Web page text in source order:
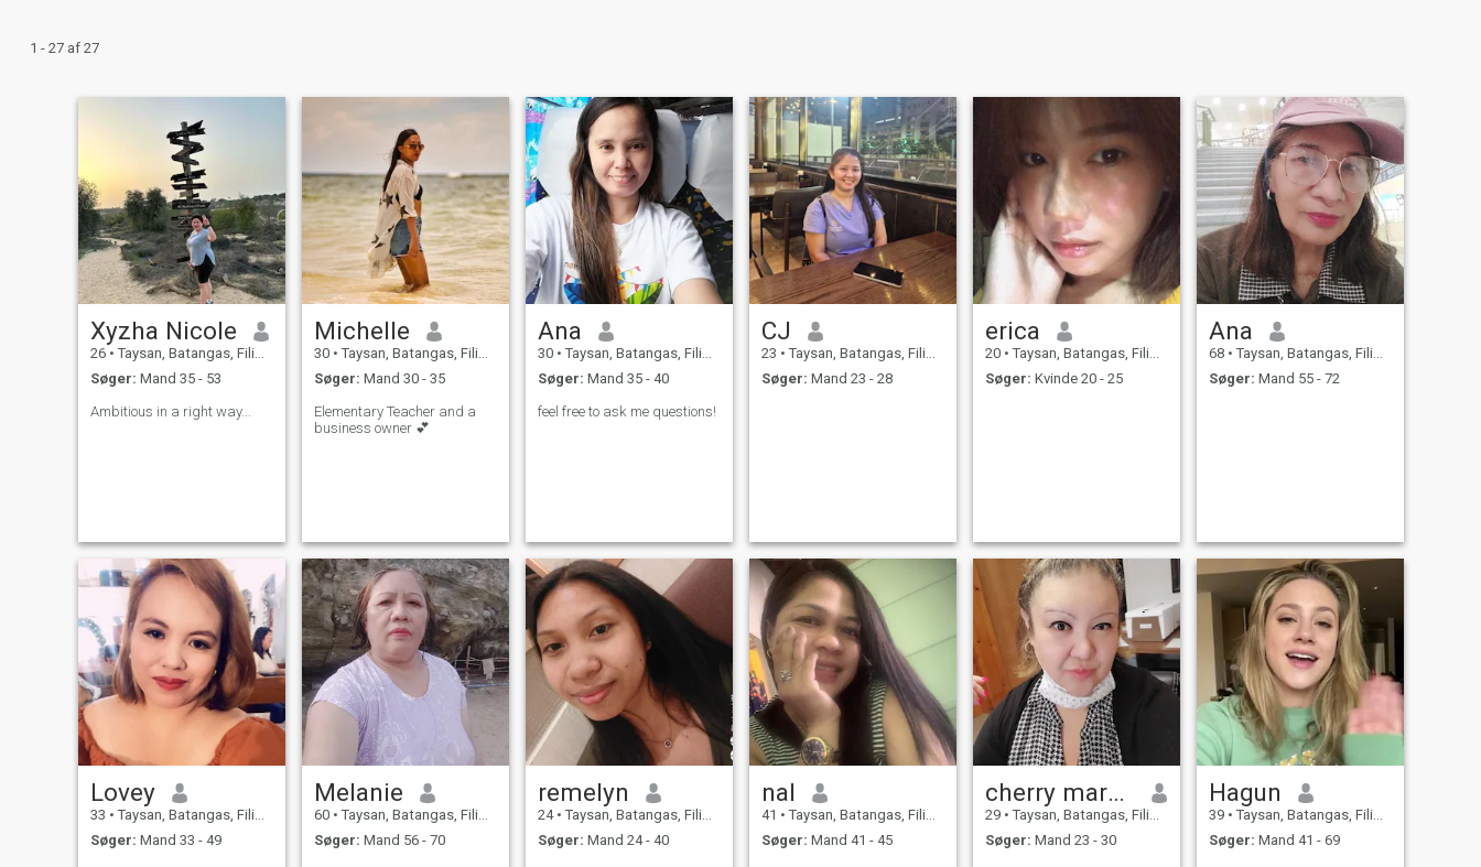
1 - 27 af 27
Xyzha Nicole
26 • Taysan, Batangas, Filippinerne
Søger: Mand 35 - 53
Ambitious in a right way...
Michelle
30 • Taysan, Batangas, Filippinerne
Søger: Mand 30 - 35
Elementary Teacher and a
business owner 💕
Ana
30 • Taysan, Batangas, Filippinerne
Søger: Mand 35 - 40
feel free to ask me questions!
CJ
23 • Taysan, Batangas, Filippinerne
Søger: Mand 23 - 28
erica
20 • Taysan, Batangas, Filippinerne
Søger: Kvinde 20 - 25
Ana
68 • Taysan, Batangas, Filippinerne
Søger: Mand 55 - 72
Lovey
33 • Taysan, Batangas, Filippinerne
Søger: Mand 33 - 49
Melanie
60 • Taysan, Batangas, Filippinerne
Søger: Mand 56 - 70
remelyn
24 • Taysan, Batangas, Filippinerne
Søger: Mand 24 - 40
nal
41 • Taysan, Batangas, Filippinerne
Søger: Mand 41 - 45
cherry maryaa
29 • Taysan, Batangas, Filippinerne
Søger: Mand 23 - 30
Hagun
39 • Taysan, Batangas, Filippinerne
Søger: Mand 41 - 69